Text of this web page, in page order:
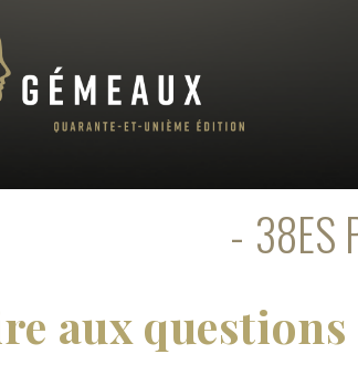
38ES
aux questions